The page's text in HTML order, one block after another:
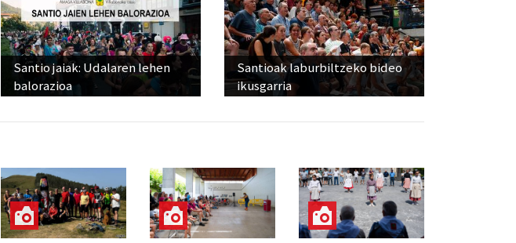
Santio jaiak: Udalaren lehen
balorazioa
Santioak laburbiltzeko bideo
ikusgarria